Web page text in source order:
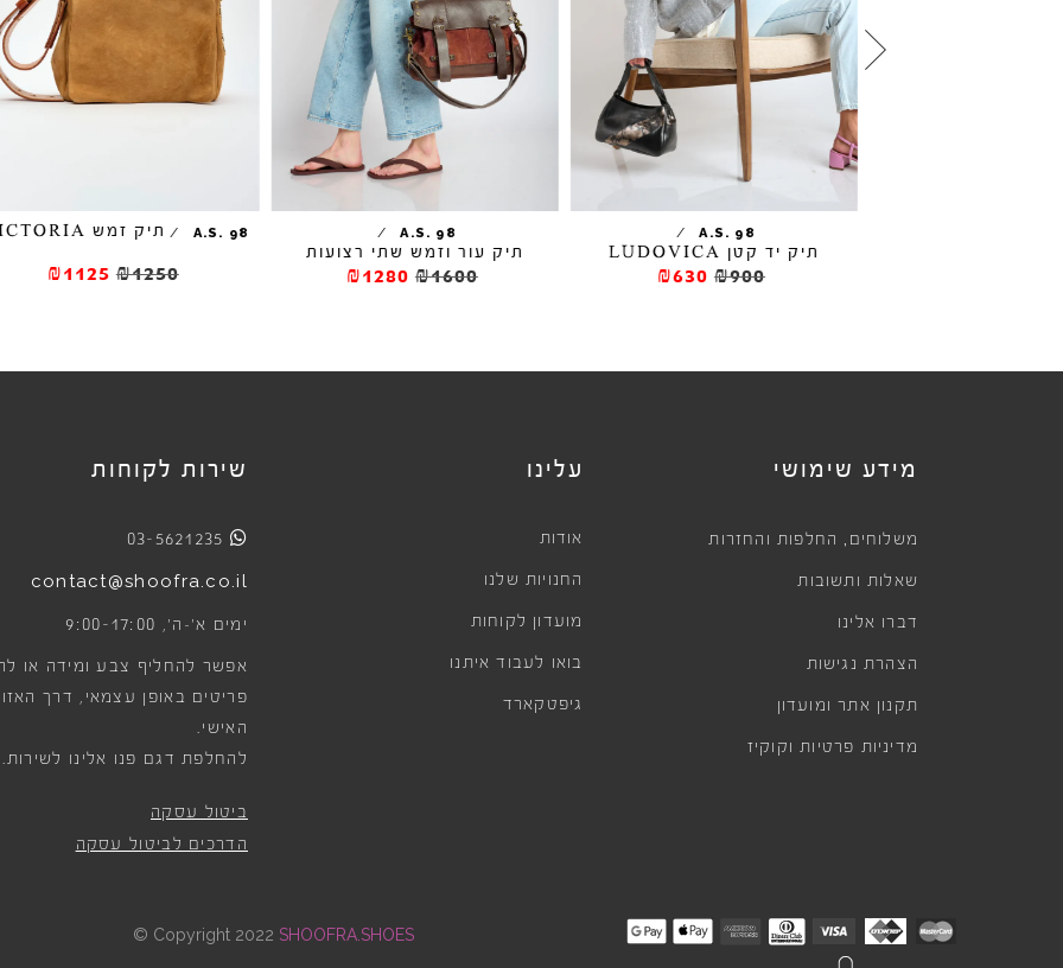
A.S. 98
/
תיק יד קטן LUDOVICA
₪900
₪630
A.S. 98
/
תיק עור וזמש שתי רצועות
₪1600
₪1280
A.S. 98
/ תיק זמש VICTORIA
₪1250
₪1125
מידע שימושי
משלוחים , החלפות והחזרות
שאלות ותשובות
דברו אלינו
הצהרת נגישות
תקנון אתר ומועדון
מדיניות פרטיות וקוקיז
עלינו
אודות
החנויות שלנו
מועדון לקוחות
בואו לעבוד איתנו
גיפטקארד
שירות לקוחות
03-5621235
contact@shoofra.co.il
ימים א׳-ה׳, 9:00-17:00
אפשר להחליף צבע ומידה או
פריטים באופן עצמאי, דרך
האישי.
להחלפת דגם פנו אלינו לשירות.
ביטול עסקה
הדרכים לביטול עסקה
Copyright 2022 SHOOFRA.SHOES
©